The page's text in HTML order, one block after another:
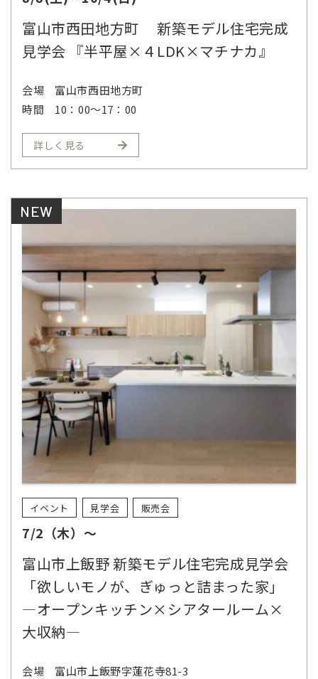
富山市西田地方町 新築モデル住宅完成
見学会 『半平屋×４LDK×マチナカ』
会場
富山市西田地方町
時間
10：00～17：00
詳しく見る
NEW
イベント 見学会 販売会
7/2（木）～
富山市上飯野 新築モデル住宅完成見学会
「欲しいモノが、ぎゅっと詰まった家」
―オープンキッチン×シアタールーム×
大収納―
会場
富山市上飯野字蓮花寺81-3